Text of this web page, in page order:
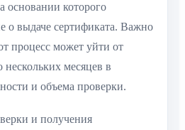
основании которого
о выдаче сертификата. Важно
процесс может уйти от
нескольких месяцев в
и объема проверки.
и получения